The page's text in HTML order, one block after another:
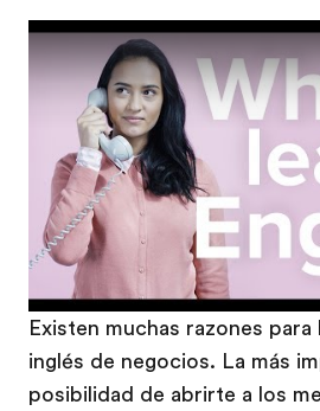
Existen muchas razones
inglés de negocios. La más
posibilidad de abrirte a los